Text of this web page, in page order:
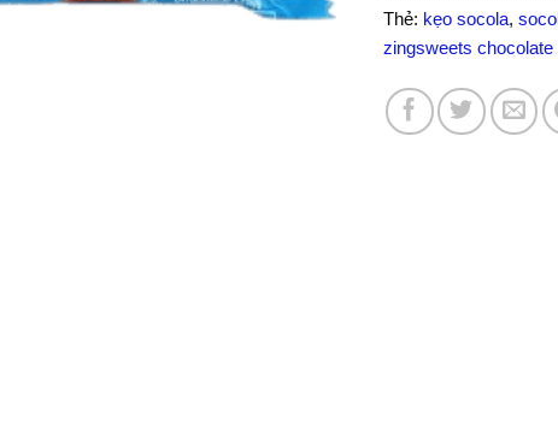
Thẻ: kẹo socola,
zingsweets chocolate